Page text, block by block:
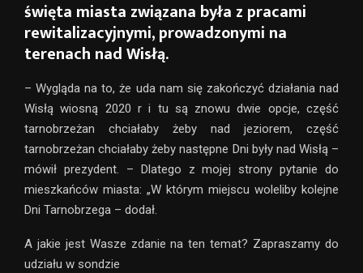
święta miasta związana była z pracami
rewitalizacyjnymi, prowadzonymi na
terenach nad Wisłą.
– Wygląda na to, że uda nam się zakończyć działania nad
Wisłą wiosną 2020 r i tu są znowu dwie opcje, część
tarnobrzeżan chciałaby żeby nad jeziorem, część
tarnobrzeżan chciałaby żeby następne Dni były nad Wisłą –
mówił prezydent. – Dlatego z mojej strony pytanie do
mieszkańców miasta: „W którym miejscu woleliby kolejne
Dni Tarnobrzega – dodał.
A jakie jest Wasze zdanie na ten temat? Zapraszamy do
udziału w sondzie